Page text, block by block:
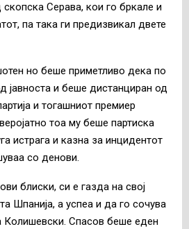
Серава, кои го бркале и
па така ги предизвикал двете
но беше приметливо дека по
јавноста и беше дистанциран од
и тогашниот премиер
тоа му беше партиска
истрага и казна за инцидентот
со денови.
блиски, си е газда на свој
Шпанија, а успеа и да го сочува
Колишевски. Спасов беше еден